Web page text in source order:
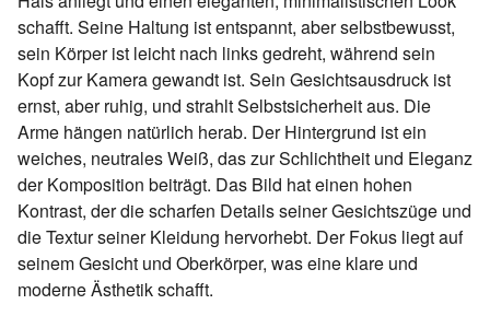
schafft. Seine Haltung ist entspannt, aber selbstbewusst,
sein Körper ist leicht nach links gedreht, während sein
Kopf zur Kamera gewandt ist. Sein Gesichtsausdruck ist
ernst, aber ruhig, und strahlt Selbstsicherheit aus. Die
Arme hängen natürlich herab. Der Hintergrund ist ein
weiches, neutrales Weiß, das zur Schlichtheit und Eleganz
der Komposition beiträgt. Das Bild hat einen hohen
Kontrast, der die scharfen Details seiner Gesichtszüge und
die Textur seiner Kleidung hervorhebt. Der Fokus liegt auf
seinem Gesicht und Oberkörper, was eine klare und
moderne Ästhetik schafft.